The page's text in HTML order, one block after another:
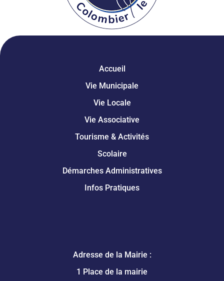
Accueil
Vie Municipale
Vie Locale
Vie Associative
Tourisme & Activités
Scolaire
Démarches Administratives
Infos Pratiques
Adresse de la Mairie :
1 Place de la mairie